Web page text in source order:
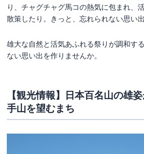
り、チャグチャグ馬コの熱気に包まれ、
散策したり。きっと、忘れられない思い
雄大な自然と活気あふれる祭りが調和す
ない思い出を作りませんか。
【観光情報】日本百名山の雄
手山を望むまち